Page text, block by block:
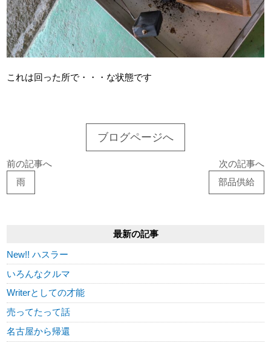
これは回った所で・・・な状態です
ブログページへ
前の記事へ
雨
次の記事へ
部品供給
最新の記事
New!! ハスラー
いろんなクルマ
Writerとしての才能
売ってたって話
名古屋から帰還